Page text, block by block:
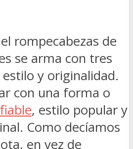
rompecabezas de
se arma con tres
y originalidad.
con una forma o
, estilo popular y
Como decíamos
en vez de